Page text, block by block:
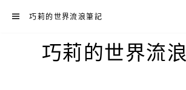
巧莉的世界流浪筆記
巧莉的世界流